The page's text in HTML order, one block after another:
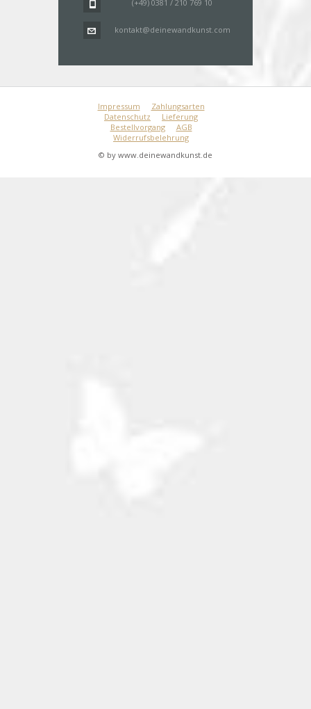
(+49) 0381 / 210 769 10
kontakt@deinewandkunst.com
Impressum
Zahlungsarten
Datenschutz
Lieferung
Bestellvorgang
AGB
Widerrufsbelehrung
© by www.deinewandkunst.de